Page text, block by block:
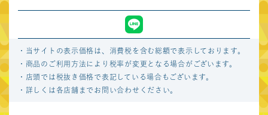
マーケットスクエア
ささしま
・当サイトの表示価格は、消費税を含む総額で表示しております。
・商品のご利用方法により税率が変更となる場合がございます。
・店頭では税抜き価格で表記している場合もございます。
・詳しくは各店舗までお問い合わせください。